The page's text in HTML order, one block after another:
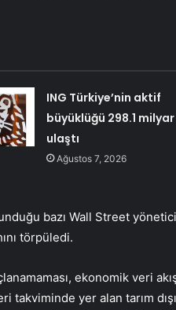
ING Türkiye’nin aktif
büyüklüğü 298.1 milyar
ulaştı
Ağustos 7, 2026
bazı Wall Street
törpüledi.
ekonomik veri
takviminde yer alan tarım dışı